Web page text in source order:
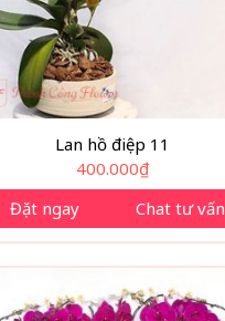
Lan hồ điệp 11
400.000₫
Đặt ngay
Chat tư vấn